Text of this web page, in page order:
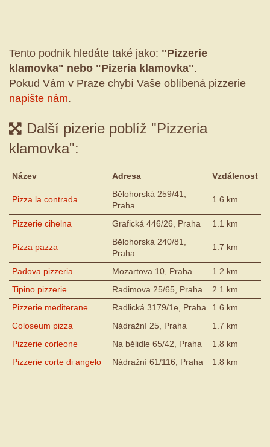
Tento podnik hledáte také jako: "Pizzerie
klamovka" nebo "Pizeria klamovka".
Pokud Vám v Praze chybí Vaše oblíbená pizzerie
napište nám.
Další pizerie poblíž "Pizzeria
klamovka":
Název Adresa Vzdálenost
Pizza la contrada
Bělohorská 259/41,
Praha
1.6 km
Pizzerie cihelna Grafická 446/26, Praha 1.1 km
Pizza pazza
Bělohorská 240/81,
Praha
1.7 km
Padova pizzeria Mozartova 10, Praha
1.2 km
Tipino pizzerie
Radimova 25/65, Praha
2.1 km
Pizzerie mediterane
Radlická 3179/1e, Praha
1.6 km
Coloseum pizza
Nádražní 25, Praha
1.7 km
Pizzerie corleone
Na bělidle 65/42, Praha
1.8 km
Pizzerie corte di angelo
Nádražní 61/116, Praha 1.8 km